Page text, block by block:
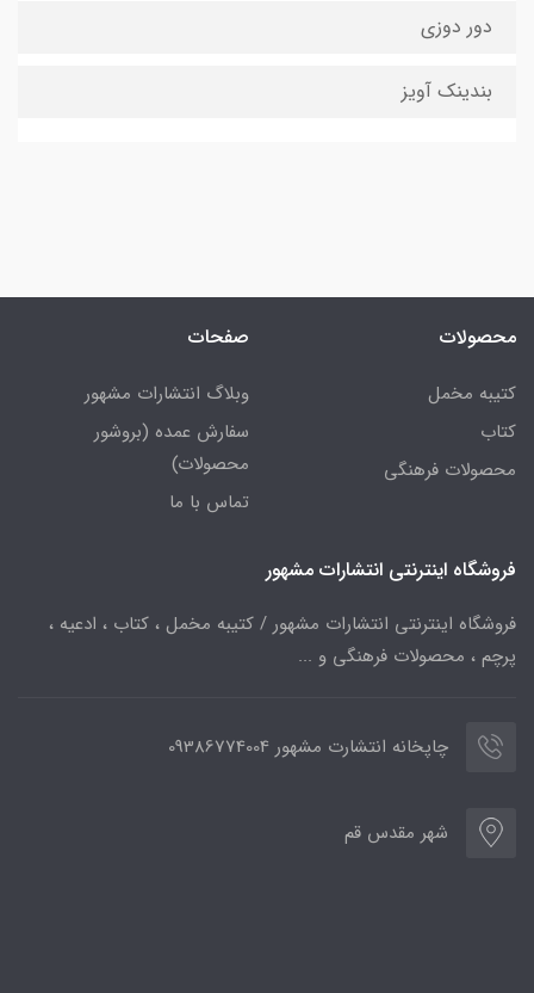
دور دوزی
بندینک آویز
محصولات
کتیبه مخمل
کتاب
محصولات فرهنگی
صفحات
وبلاگ انتشارات مشهور
سفارش عمده (بروشور
محصولات)
تماس با ما
فروشگاه اینترنتی انتشارات مشهور
فروشگاه اینترنتی انتشارات مشهور / کتیبه مخمل ، کتاب ، ادعیه ،
پرچم ، محصولات فرهنگی و ...
چاپخانه انتشارت مشهور 09386774004
شهر مقدس قم